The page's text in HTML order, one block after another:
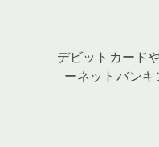
デビットカード
ーネットバンキ